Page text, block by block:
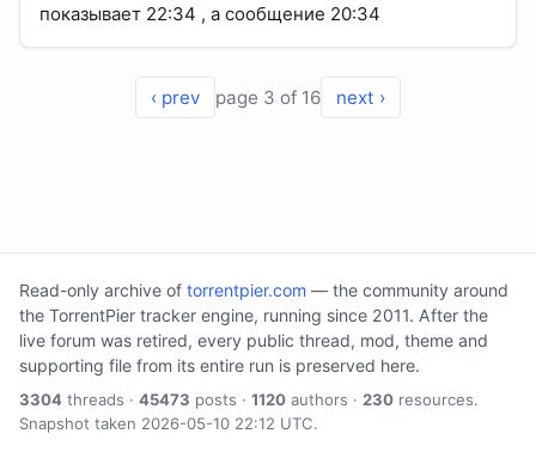
показывает 22:34 , а сообщение 20:34
‹ prev page 3 of 16 next ›
Read-only archive of torrentpier.com — the community around
the TorrentPier tracker engine, running since 2011. After the
live forum was retired, every public thread, mod, theme and
supporting file from its entire run is preserved here.
3304 threads · 45473 posts · 1120 authors · 230 resources.
Snapshot taken 2026-05-10 22:12 UTC.